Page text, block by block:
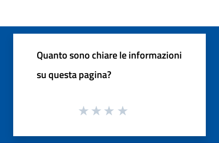
Quanto sono chiare le informazioni
su questa pagina?